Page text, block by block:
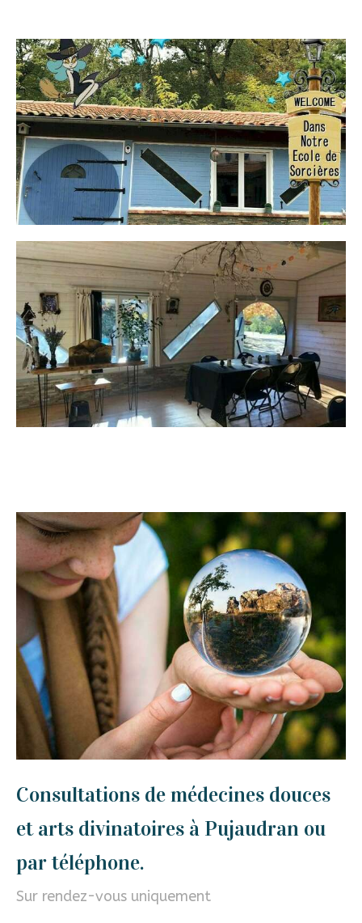
Consultations de médecines douces
et arts divinatoires à Pujaudran ou
par téléphone.
Sur rendez-vous uniquement